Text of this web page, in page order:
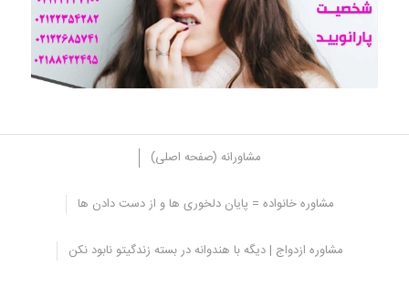
مشاورانه (صفحه اصلی)
مشاوره خانواده = پایان دلخوری ها و از دست دادن ها
مشاوره ازدواج | دیگه با هندوانه در بسته زندگیتو نابود نکن
درمان مبتلایان به اختلال شخصیت پارانویید
درمان برای این گروه از افراد ترکیبی از روان درمانی و دارو درمانی است که